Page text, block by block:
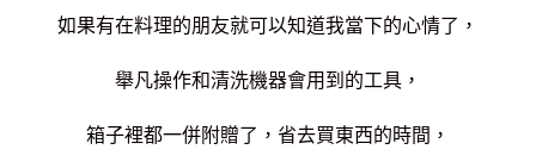
如果有在料理的朋友就可以知道我當下的心情了，
舉凡操作和清洗機器會用到的工具，
箱子裡都一併附贈了，省去買東西的時間，